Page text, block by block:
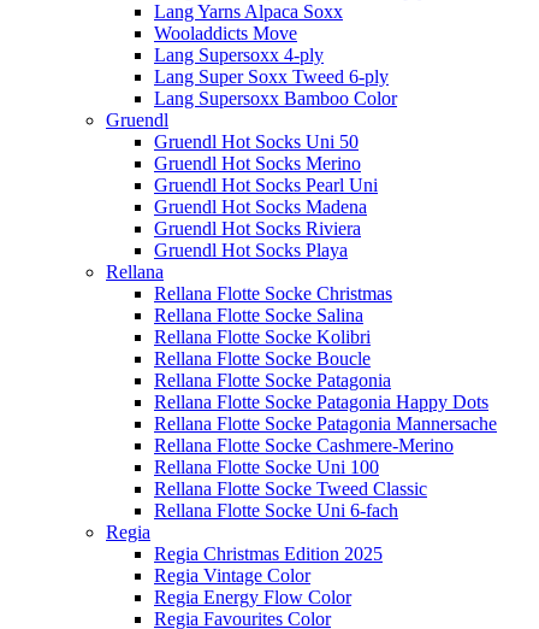
Lang Yarns Alpaca Soxx
Wooladdicts Move
Lang Supersoxx 4-ply
Lang Super Soxx Tweed 6-ply
Lang Supersoxx Bamboo Color
Gruendl
Gruendl Hot Socks Uni 50
Gruendl Hot Socks Merino
Gruendl Hot Socks Pearl Uni
Gruendl Hot Socks Madena
Gruendl Hot Socks Riviera
Gruendl Hot Socks Playa
Rellana
Rellana Flotte Socke Christmas
Rellana Flotte Socke Salina
Rellana Flotte Socke Kolibri
Rellana Flotte Socke Boucle
Rellana Flotte Socke Patagonia
Rellana Flotte Socke Patagonia Happy Dots
Rellana Flotte Socke Patagonia Mannersache
Rellana Flotte Socke Cashmere-Merino
Rellana Flotte Socke Uni 100
Rellana Flotte Socke Tweed Classic
Rellana Flotte Socke Uni 6-fach
Regia
Regia Christmas Edition 2025
Regia Vintage Color
Regia Energy Flow Color
Regia Favourites Color